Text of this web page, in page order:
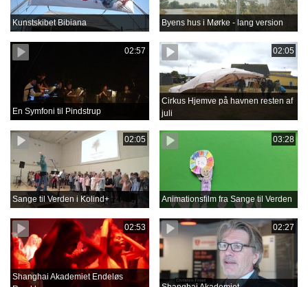
Kunstskibet Bibiana Byens hus i Mørke - lang version
02:57
En Symfoni til Pindstrup
02:05
Cirkus Hjemve på havnen resten af
juli
02:05
Sange til Verden i Kolind+
03:28
Animationsfilm fra Sange til Verden
02:53
Shanghai Akademiet Endeløs
02:27